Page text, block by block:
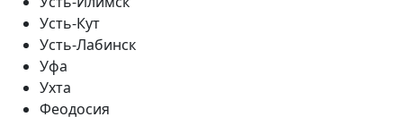
Усть-Кут
Усть-Лабинск
Уфа
Ухта
Феодосия